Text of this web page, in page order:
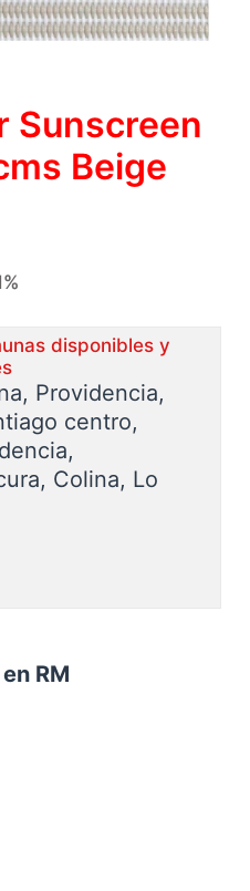
Sunscreen
Beige
disponibles y
Providencia,
centro,
Colina, Lo
RM